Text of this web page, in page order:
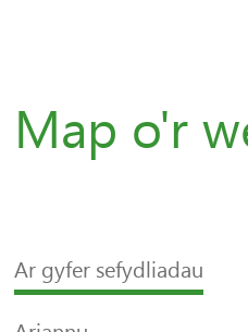
Map o'r
Ar gyfer sefydliadau